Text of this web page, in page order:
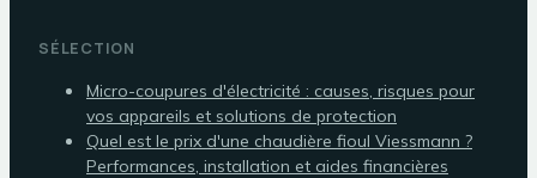
SÉLECTION
Micro-coupures d'électricité : causes, risques pour
vos appareils et solutions de protection
Quel est le prix d'une chaudière fioul Viessmann ?
Performances, installation et aides financières